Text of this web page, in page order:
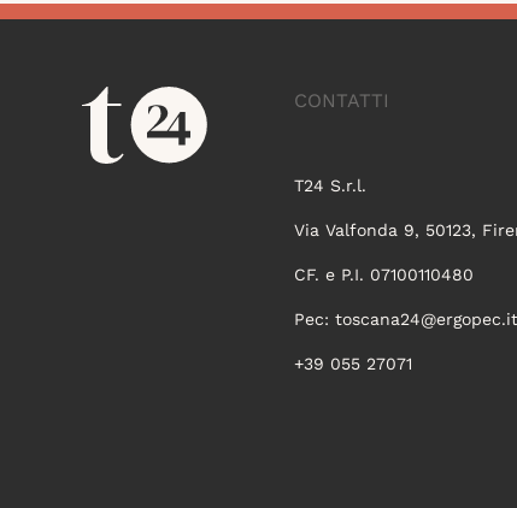
CONTATTI
T24 S.r.l.
Via Valfonda 9, 50123,
CF. e P.I. 07100110480
Pec: toscana24@ergopec.it
+39 055 27071